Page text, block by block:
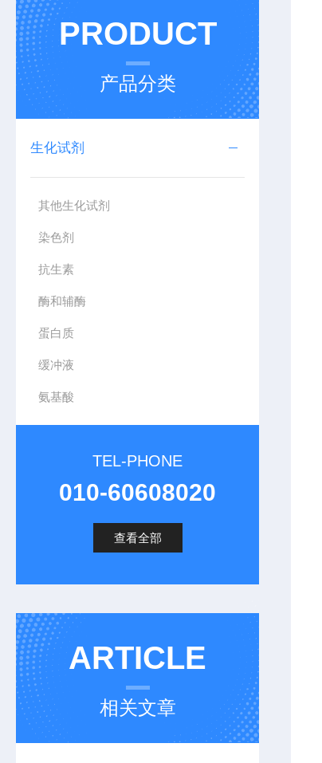
PRODUCT
产品分类
生化试剂
其他生化试剂
染色剂
抗生素
酶和辅酶
蛋白质
缓冲液
氨基酸
TEL-PHONE
010-60608020
查看全部
ARTICLE
相关文章